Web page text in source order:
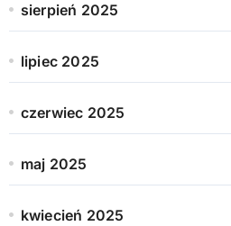
sierpień 2025
lipiec 2025
czerwiec 2025
maj 2025
kwiecień 2025